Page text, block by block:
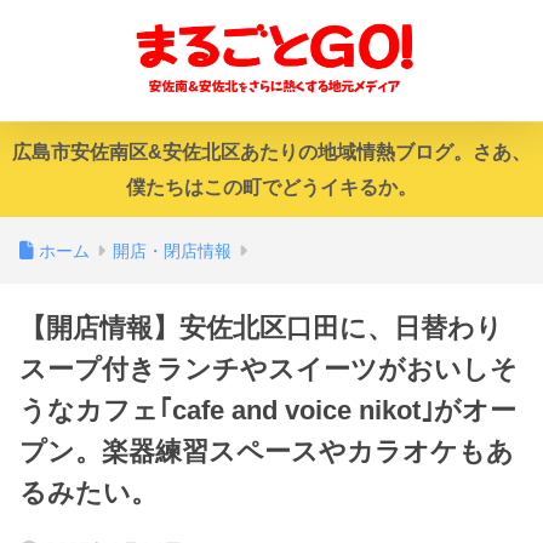
広島市安佐南区&安佐北区あたりの地域情熱ブログ。さあ、
僕たちはこの町でどうイキるか。
ホーム 開店・閉店情報
【開店情報】安佐北区口田に、日替わり
スープ付きランチやスイーツがおいしそ
うなカフェ｢cafe and voice nikot｣がオー
プン。楽器練習スペースやカラオケもあ
るみたい。